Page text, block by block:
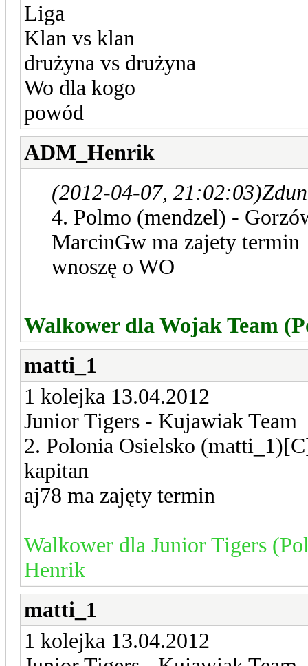
Liga
Klan vs klan
drużyna vs drużyna
Wo dla kogo
powód
ADM_Henrik
(2012-04-07, 21:02:03)
4. Polmo (mendzel) -
MarcinGw ma zajety termin
wnoszę o WO
Walkower dla Wojak Team
matti_1
1 kolejka 13.04.2012
Junior Tigers - Kujawiak Team
2. Polonia Osielsko
kapitan
aj78 ma zajęty termin
Walkower dla Junior Tigers
Henrik
matti_1
1 kolejka 13.04.2012